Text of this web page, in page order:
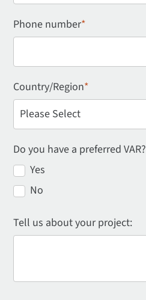
Phone number*
Country/Region*
Do you have a preferred VAR?
Yes
No
Tell us about your project: